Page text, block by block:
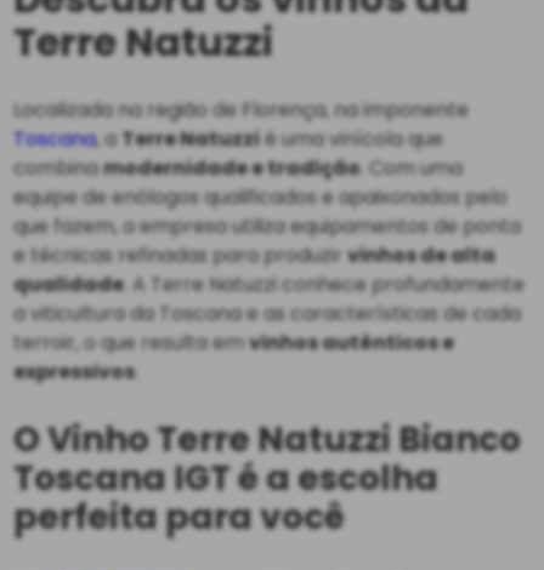
Terre Natuzzi
Localizada na região de Florença, na imponente
Toscana, a Terre Natuzzié uma vinícola que
combinamodernidade e tradição. Com uma
equipe de enólogos qualificados e apaixonados pelo
que fazem, a empresa utiliza equipamentos de ponta
e técnicas refinadas para produzirvinhos de alta
qualidade. A Terre Natuzzi conhece profundamente
a viticultura da Toscana e as características de cada
terroir, o que resulta emvinhos autênticos e
expressivos.
O Vinho Terre Natuzzi Bianco
Toscana IGT é a escolha
perfeita para você